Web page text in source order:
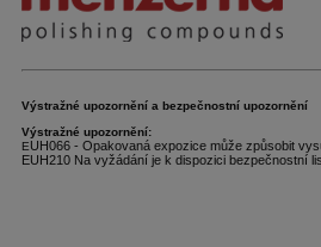
Výstražné upozornění a bezpečnostní upozornění
Výstražné upozornění:
EUH066 - Opakovaná expozice může způsobit
EUH210 Na vyžádání je k dispozici bezpečnostní